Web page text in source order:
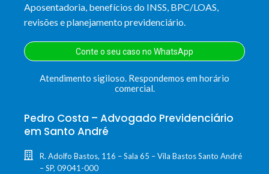
Aposentadoria, benefícios do INSS, BPC/LOAS,
revisões e planejamento previdenciário.
Conte o seu caso no WhatsApp
Atendimento sigiloso. Respondemos em horário
comercial.
Pedro Costa – Advogado Previdenciário
em Santo André
R. Adolfo Bastos, 116 – Sala 65 – Vila Bastos Santo André
– SP, 09041-000